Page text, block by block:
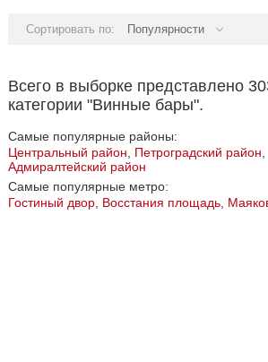
Сортировать по: Популярности
Всего в выборке представлено
категории "Винные бары".
Самые популярные районы:
Центральный район
Петроградский район
Адмиралтейский район
Самые популярные метро:
Гостиный двор Восстания площадь